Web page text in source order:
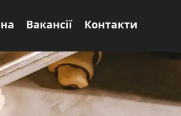
Вакансії Контакти